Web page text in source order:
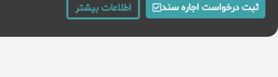
ثبت درخواست اجاره سند اطلاعات بیشتر